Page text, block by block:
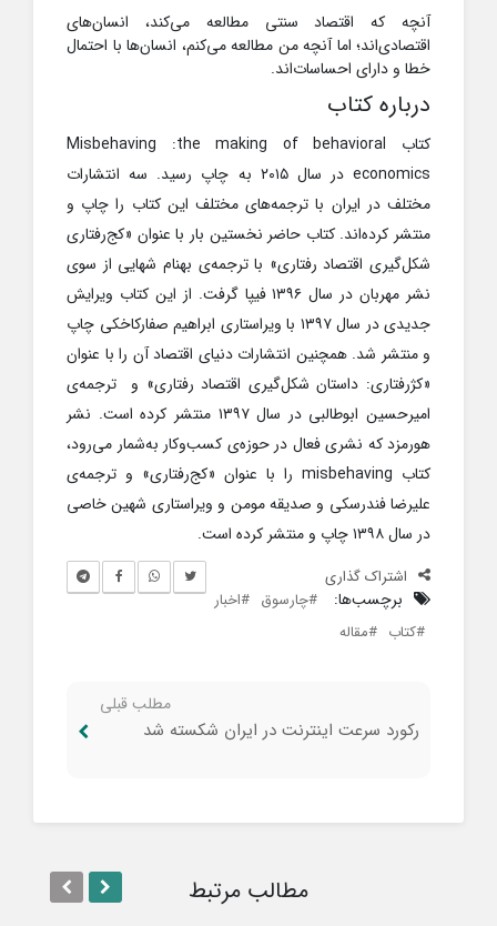
آنچه که اقتصاد سنتی مطالعه می‌کند، انسان‌های
اقتصادی‌اند؛ اما آنچه من مطالعه می‌کنم، انسان‌ها با احتمال
خطا و دارای احساسات‌اند.
درباره کتاب
کتاب Misbehaving :the making of behavioral
economics‬‬ در سال ۲۰۱۵ به چاپ رسید. سه انتشارات
مختلف در ایران با ترجمه‌های مختلف این کتاب را چاپ و
منتشر کرده‌اند. کتاب حاضر نخستین ‌بار با عنوان «کج‌رفتاری
شکل‌گیری اقتصاد رفتاری» با ترجمه‌ی بهنام شهایی از سوی
نشر مهربان در سال ۱۳۹۶ فیپا گرفت. از این کتاب ویرایش
جدیدی در سال ۱۳۹۷ با ویراستاری ابراهیم صفار‌کاخکی چاپ
و منتشر شد. همچنین انتشارات دنیای اقتصاد آن را با عنوان
«کژرفتاری: داستان شکل‌گیری اقتصاد رفتاری» و ترجمه‌ی
امیرحسین ابوطالبی در سال ۱۳۹۷ منتشر کرده است. نشر
هورمزد که نشری فعال در حوزه‌ی کسب‌وکار به‌شمار می‌رود،
کتاب misbehaving را با عنوان «کج‌رفتاری» و ترجمه‌ی
علیرضا فندرسکی و صدیقه مومن و ویراستاری شهین خاصی
در سال ۱۳۹۸ چاپ و منتشر کرده است.
اشتراک گذاری
برچسب‌ها: چارسوق
اخبار
کتاب
مقاله
مطلب قبلی
رکورد سرعت اینترنت در ایران شکسته شد
مطالب مرتبط